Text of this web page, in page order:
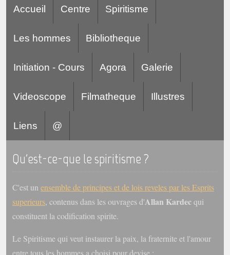
Accueil Centre Spiritisme
Les hommes Bibliotheque
Initiation - Cours Agora Galerie
Videoscope Filmatheque Illustres
Liens @
Qu'est-ce-que le spiritisme ?
C'est un ensemble de principes et de lois reveles par les Esprits
superieurs, contenus dans les ouvrages d'Allan Kardecqui
constituent la codification spirite.
Le Spiritisme qui veut instaurer la paix, la fraternite et l'amour
entre tous les hommes a choisi pour devise :